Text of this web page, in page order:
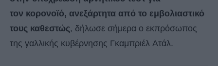
τον κορονοϊό, ανεξάρτητα από το εμβολιαστικό
τους καθεστώς, δήλωσε σήμερα ο εκπρόσωπος
της γαλλικής κυβέρνησης Γκαμπριέλ Ατάλ.